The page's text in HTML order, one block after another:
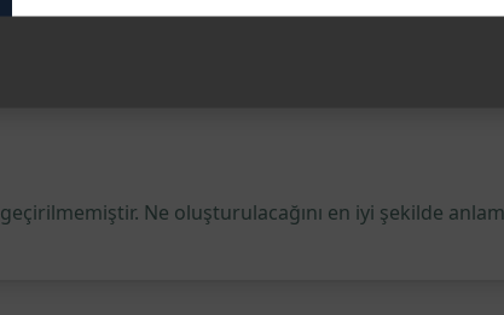
Ne oluşturulacağını en iyi şekilde